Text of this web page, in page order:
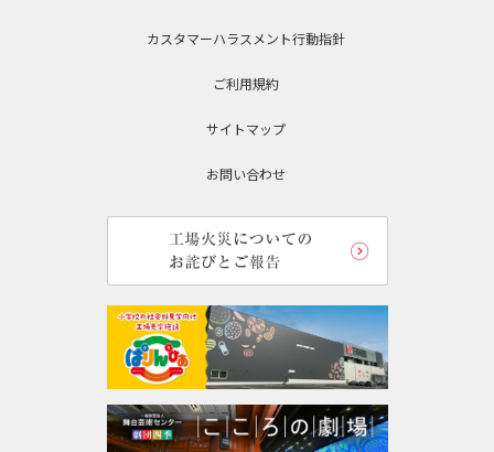
カスタマーハラスメント行動指針
ご利用規約
サイトマップ
お問い合わせ